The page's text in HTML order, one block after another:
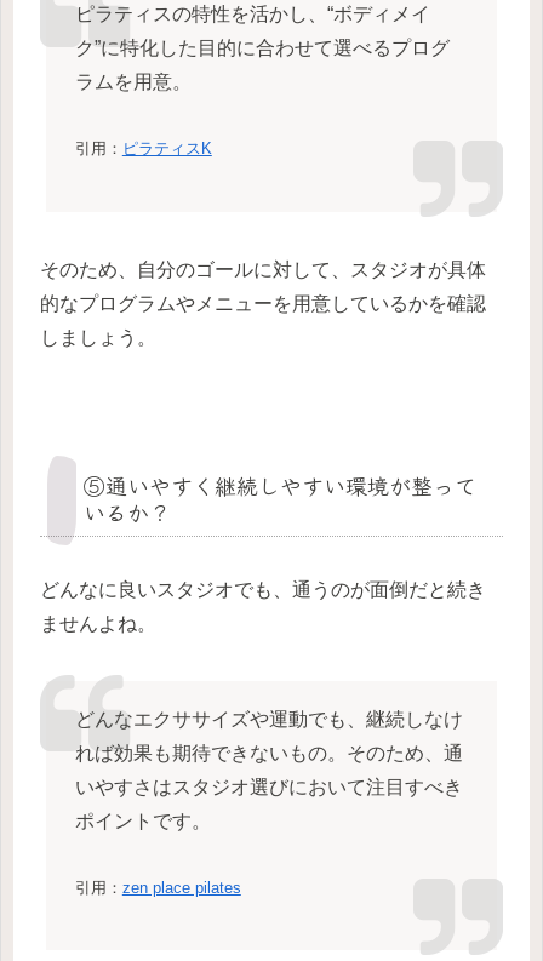
ピラティスの特性を活かし、“ボディメイ
ク”に特化した目的に合わせて選べるプログ
ラムを用意。
引用： ピラティスK
そのため、自分のゴールに対して、スタジオが具体
的なプログラムやメニューを用意しているかを確認
しましょう。
⑤通いやすく継続しやすい環境が整って
いるか？
どんなに良いスタジオでも、通うのが面倒だと続き
ませんよね。
どんなエクササイズや運動でも、継続しなけ
れば効果も期待できないもの。そのため、通
いやすさはスタジオ選びにおいて注目すべき
ポイントです。
引用： zen place pilates